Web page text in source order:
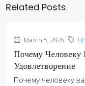
Related Posts
March 5, 2026
Почему Человеку
Удовлетворение
Почему человеку